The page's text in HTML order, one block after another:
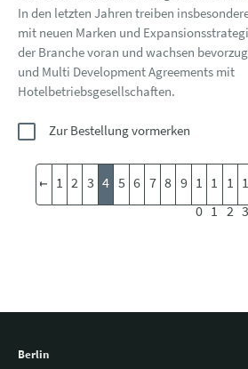
In den letzten Jahren treiben
mit neuen Marken und
der Branche voran und wachsen
und Multi Development Agreements mit
Hotelbetriebsgesellschaften.
Zur Bestellung vormerken
1 2 3 4 5 6 7 8 9 1
0
1
1
1
2
1
Berlin